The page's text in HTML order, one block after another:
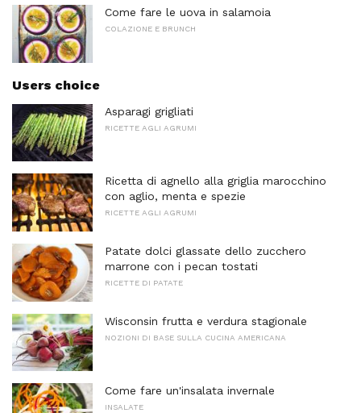
Come fare le uova in salamoia
COLAZIONE E BRUNCH
Users choice
Asparagi grigliati
RICETTE AGLI AGRUMI
Ricetta di agnello alla griglia marocchino
con aglio, menta e spezie
RICETTE AGLI AGRUMI
Patate dolci glassate dello zucchero
marrone con i pecan tostati
RICETTE DI PATATE
Wisconsin frutta e verdura stagionale
NOZIONI DI BASE SULLA CUCINA AMERICANA
Come fare un'insalata invernale
INSALATE